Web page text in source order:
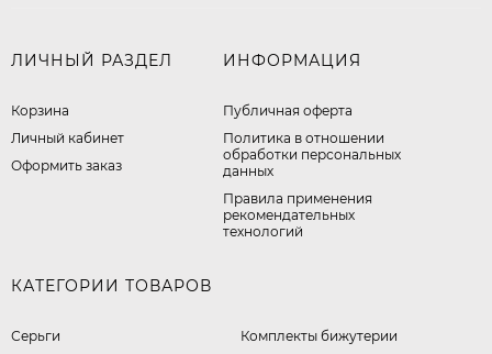
ЛИЧНЫЙ РАЗДЕЛ
Корзина
Личный кабинет
Оформить заказ
ИНФОРМАЦИЯ
Публичная оферта
​Политика в отношении
обработки персональных
данных
Правила применения
рекомендательных
технологий
КАТЕГОРИИ ТОВАРОВ
Серьги
Комплекты бижутерии